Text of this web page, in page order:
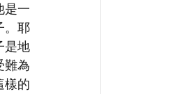
是一
。耶
是地
難為
樣的